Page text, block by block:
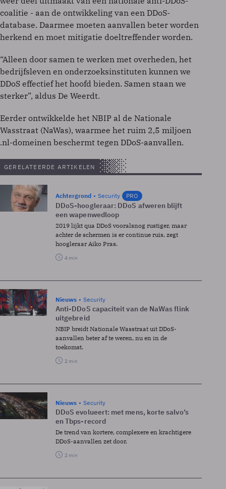
coalitie - aan de ontwikkeling van een DDoS-
database. Daarmee moeten aanvallen beter worden
herkend en moet mitigatie doeltreffender worden.
“Alleen door samen te werken met overheden, het
bedrijfsleven en onderzoeksinstituten kunnen we
DDoS effectief het hoofd bieden. Samen staan we
sterker”, aldus De Weerdt.
Eerder ontwikkelde het NBIP al de Nationale
Wasstraat (NaWas), waarmee het ruim 2,5 miljoen
.nl-domeinen beschermt tegen DDoS-aanvallen.
GERELATEERDE ARTIKELEN
Achtergrond Security PRO
DDoS-hoogleraar: DDoS afweren blijft
een wapenwedloop
2019 lijkt qua DDoS vooralsnog rustiger, maar
achter de schermen is er continue ruis, zegt
hoogleraar Aiko Pras.
4 min
Nieuws Security
Anti-DDoS capaciteit van de NaWas flink
uitgebreid
NBIP breidt Nationale Wasstraat uit DDoS-
aanvallen beter af te weren, nu en in de
toekomst.
2 min
Nieuws Security
DDoS evolueert: met mens, korte salvo’s
en Tbps-record
De trend van kortere, complexere en krachtigere
DDoS-aanvallen zet door.
2 min